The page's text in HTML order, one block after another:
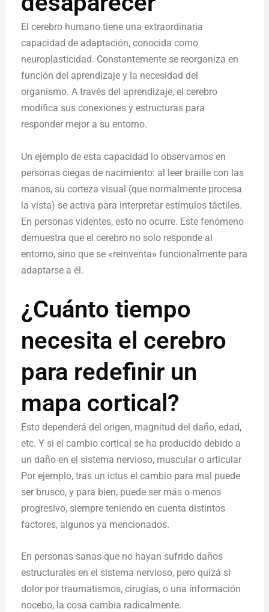
El cerebro humano tiene una extraordinaria
capacidad de adaptación, conocida como
neuroplasticidad. Constantemente se reorganiza en
función del aprendizaje y la necesidad del
organismo. A través del aprendizaje, el cerebro
modifica sus conexiones y estructuras para
responder mejor a su entorno.
Un ejemplo de esta capacidad lo observamos en
personas ciegas de nacimiento: al leer braille con las
manos, su corteza visual (que normalmente procesa
la vista) se activa para interpretar estímulos táctiles.
En personas videntes, esto no ocurre. Este fenómeno
demuestra que el cerebro no solo responde al
entorno, sino que se «reinventa» funcionalmente para
adaptarse a él.
¿Cuánto tiempo
necesita el cerebro
para redefinir un
mapa cortical?
Esto dependerá del origen, magnitud del daño, edad,
etc. Y si el cambio cortical se ha producido debido a
un daño en el sistema nervioso, muscular o articular
Por ejemplo, tras un ictus el cambio para mal puede
ser brusco, y para bien, puede ser más o menos
progresivo, siempre teniendo en cuenta distintos
factores, algunos ya mencionados.
En personas sanas que no hayan sufrido daños
estructurales en el sistema nervioso, pero quizá si
dolor por traumatismos, cirugías, o una información
nocebo, la cosa cambia radicalmente.